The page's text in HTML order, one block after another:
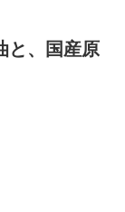
と、国産原